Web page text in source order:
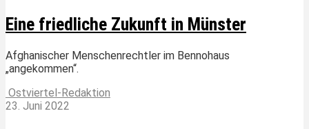
Eine friedliche Zukunft in Münster
Afghanischer Menschenrechtler im Bennohaus
„angekommen“.
Ostviertel-Redaktion
23. Juni 2022